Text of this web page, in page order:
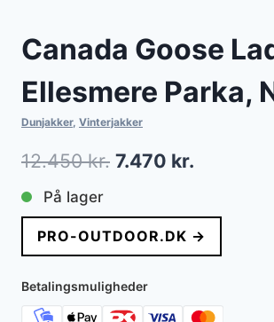
Canada Goose
Ellesmere Parka,
Dunjakker, Vinterjakker
12.450kr. Den
pris
var:
12.450 kr..
7.470 kr.
pris
er:
På lager
PRO-OUTDOOR.DK →
Betalingsmuligheder